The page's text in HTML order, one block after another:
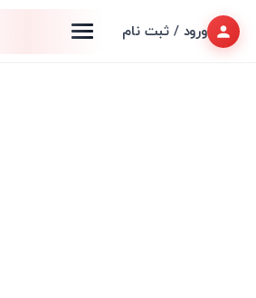
ورود / ثبت نام